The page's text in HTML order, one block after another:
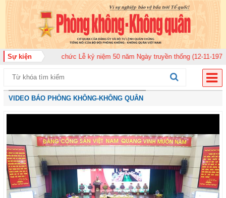
Sự kiện
tổ chức Lễ kỷ niệm 50 năm Ngày truyền thống (12-11-1975/12-11-2025)
VIDEO BÁO PHÒNG KHÔNG-KHÔNG QUÂN